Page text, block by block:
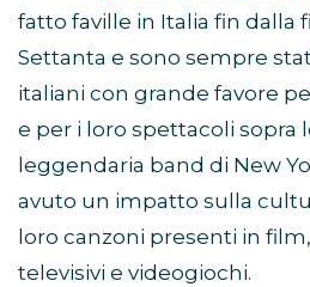
fatto faville in Italia fin dalla
Settanta e sono sempre
italiani con grande favore
e per i loro spettacoli sopra
leggendaria band di New
avuto un impatto sulla
loro canzoni presenti in
televisivi e videogiochi.